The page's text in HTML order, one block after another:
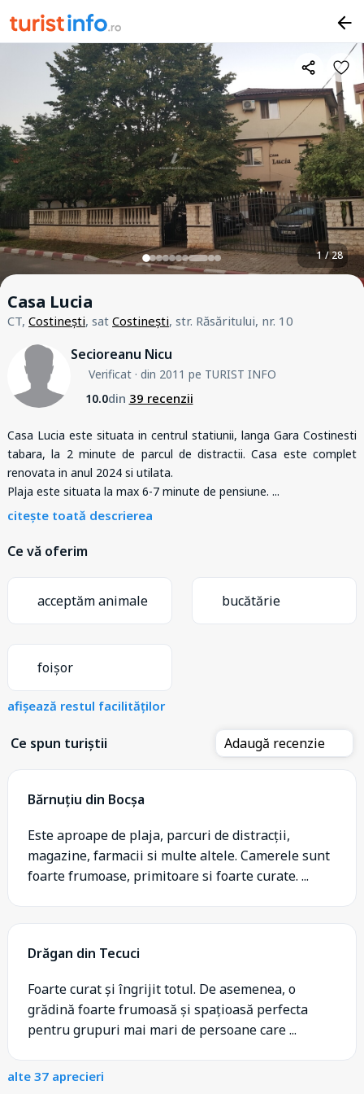
1 / 28
Casa Lucia
CT, Costinești, sat Costinești, str. Răsăritului, nr. 10
Secioreanu Nicu
Verificat· din 2011 pe TURIST INFO
10.0din 39 recenzii
Casa Lucia este situata in centrul statiunii, langa Gara Costinesti
tabara, la 2 minute de parcul de distractii. Casa este complet
renovata in anul 2024 si utilata.
Plaja este situata la max 6-7 minute de pensiune. ...
citește toată descrierea
Ce vă oferim
acceptăm animale bucătărie
foișor
afișează restul facilităților
Ce spun turiștii Adaugă recenzie
Bărnuțiu din Bocșa
Este aproape de plaja, parcuri de distracții,
magazine, farmacii si multe altele. Camerele sunt
foarte frumoase, primitoare si foarte curate. ...
Drăgan din Tecuci
Foarte curat și îngrijit totul. De asemenea, o
grădină foarte frumoasă și spațioasă perfecta
pentru grupuri mai mari de persoane care ...
alte 37 aprecieri